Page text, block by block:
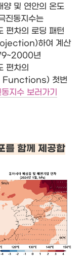
양 및 연안의 온도
진동지수는
차의 로딩 패턴
하여 계산
년
차의
첫번
지수 보러가기
를 함께 제공합